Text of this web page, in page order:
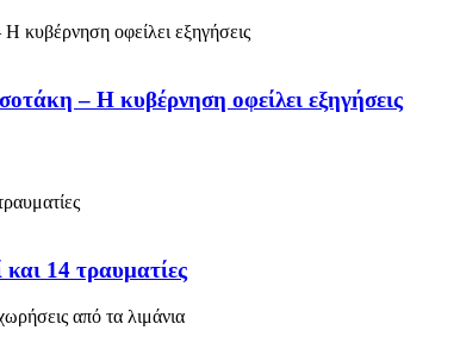
– Η κυβέρνηση οφείλει εξηγήσεις
14 τραυματίες